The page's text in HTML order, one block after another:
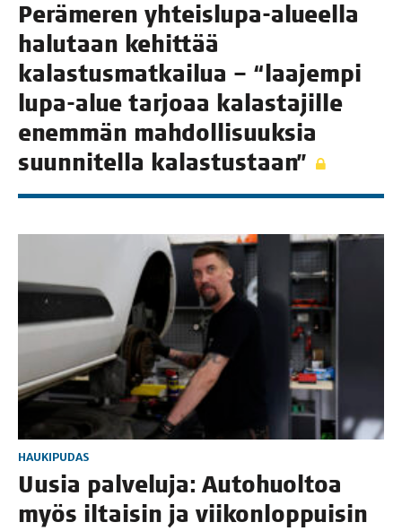
Perä­me­ren yhteis­lu­pa-alu­eel­la
halu­taan kehit­tää
kalas­tus­mat­kai­lua – “laa­jem­pi
lupa-alue tar­jo­aa kalas­ta­jil­le
enem­män mah­dol­li­suuk­sia
suun­ni­tel­la kalastustaan”
HAUKIPUDAS
Uusia pal­ve­lu­ja: Auto­huol­toa
myös iltai­sin ja viikonloppuisin